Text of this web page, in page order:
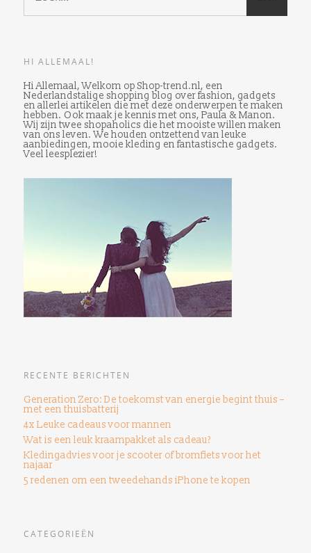
HI ALLEMAAL!
Hi Allemaal, Welkom op Shop-trend.nl, een
Nederlandstalige shopping blog over fashion, gadgets
en allerlei artikelen die met deze onderwerpen te maken
hebben. Ook maak je kennis met ons, Paula & Manon.
Wij zijn twee shopaholics die het mooiste willen maken
van ons leven. We houden ontzettend van leuke
aanbiedingen, mooie kleding en fantastische gadgets.
Veel leesplezier!
RECENTE BERICHTEN
Generation Zero: De toekomst van energie begint thuis –
met een thuisbatterij
4x Leuke cadeaus voor mannen
Wat is een leuk kraampakket als cadeau?
Kledingadvies voor je scooter of bromfiets voor het
najaar
5 redenen om een ​​tweedehands iPhone te kopen
CATEGORIEËN